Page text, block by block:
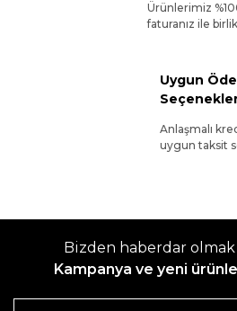
Ürünlerimiz
faturanız ile
Uygun
Anlaşmalı
uygun taksit
Bizden haberdar
Kampanya ve yeni